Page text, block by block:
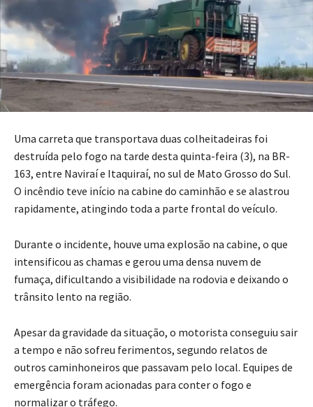
Uma carreta que transportava duas colheitadeiras foi
destruída pelo fogo na tarde desta quinta-feira (3), na BR-
163, entre Naviraí e Itaquiraí, no sul de Mato Grosso do Sul.
O incêndio teve início na cabine do caminhão e se alastrou
rapidamente, atingindo toda a parte frontal do veículo.
Durante o incidente, houve uma explosão na cabine, o que
intensificou as chamas e gerou uma densa nuvem de
fumaça, dificultando a visibilidade na rodovia e deixando o
trânsito lento na região.
Apesar da gravidade da situação, o motorista conseguiu sair
a tempo e não sofreu ferimentos, segundo relatos de
outros caminhoneiros que passavam pelo local. Equipes de
emergência foram acionadas para conter o fogo e
normalizar o tráfego.